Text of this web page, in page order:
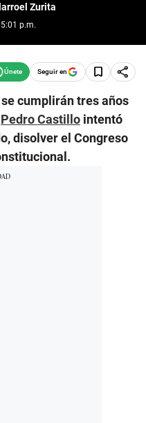
Zurita
p.m.
Seguir en
cumplirán tres años
Pedro Castillo intentó
disolver el Congreso